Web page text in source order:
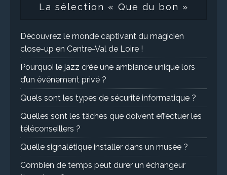
La sélection « Que du bon »
Découvrez le monde captivant du magicien
close-up en Centre-Val de Loire !
Pourquoi le jazz crée une ambiance unique lors
d’un événement privé ?
Quels sont les types de sécurité informatique ?
Quelles sont les tâches que doivent effectuer les
téléconseillers ?
Quelle signalétique installer dans un musée ?
Combien de temps peut durer un échangeur